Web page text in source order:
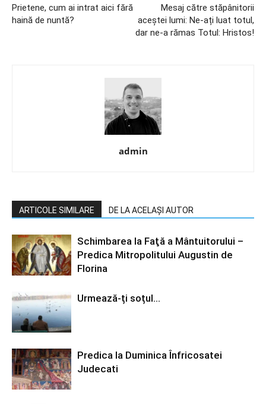
Prietene, cum ai intrat aici fără
haină de nuntă?
Mesaj către stăpânitorii
aceștei lumi: Ne-ați luat totul,
dar ne-a rămas Totul: Hristos!
admin
ARTICOLE SIMILARE DE LA ACELAȘI AUTOR
Schimbarea la Faţă a Mântuitorului –
Predica Mitropolitului Augustin de
Florina
Urmează-ți soțul…
Predica la Duminica Înfricosatei
Judecati